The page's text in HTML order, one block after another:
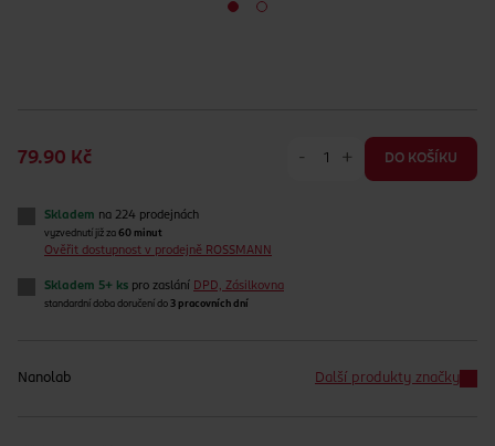
79.90 Kč - + DO KOŠÍKU
Skladem na 224 prodejnách
vyzvednutí již za 60 minut
Ověřit dostupnost v prodejně ROSSMANN
Skladem 5+ ks pro zaslání DPD, Zásilkovna
standardní doba doručení do 3 pracovních dní
Nanolab Další produkty značky